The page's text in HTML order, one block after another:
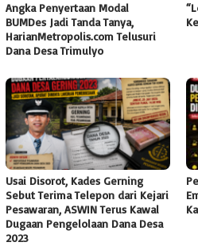
Angka Penyertaan Modal
BUMDes Jadi Tanda Tanya,
HarianMetropolis.com Telusuri
Dana Desa Trimulyo
Usai Disorot, Kades Gerning
Sebut Terima Telepon dari Kejari
Pesawaran, ASWIN Terus Kawal
Dugaan Pengelolaan Dana Desa
2023